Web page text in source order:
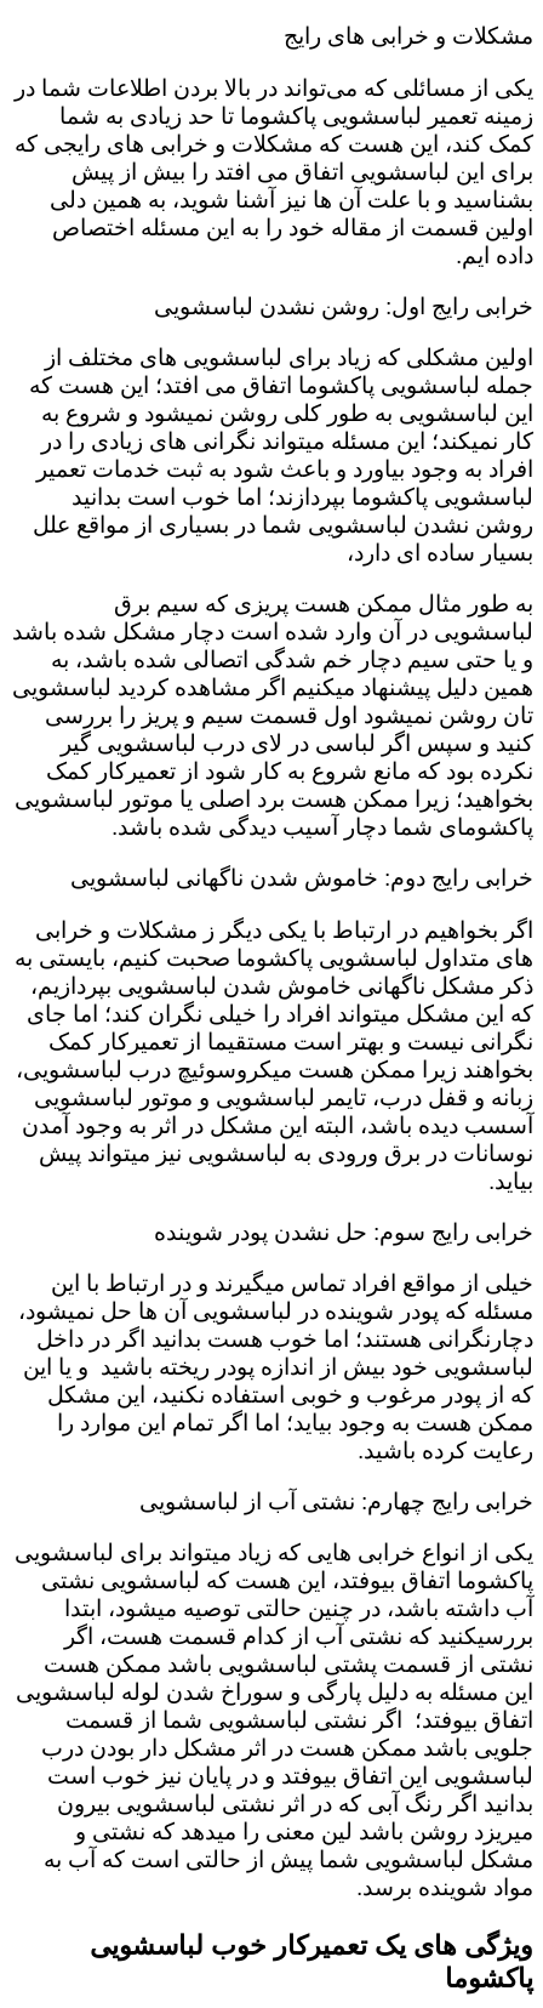
مشکلات و خرابی های رایج
یکی از مسائلی که می‌تواند در بالا بردن اطلاعات شما در
زمینه تعمیر لباسشویی پاکشوما تا حد زیادی به شما
کمک کند، این هست که مشکلات و خرابی های رایجی که
برای این لباسشویی اتفاق می افتد را بیش از پیش
بشناسید و با علت آن ها نیز آشنا شوید، به همین دلی
اولین قسمت از مقاله خود را به این مسئله اختصاص
داده ایم.
خرابی رایج اول: روشن نشدن لباسشویی
اولین مشکلی که زیاد برای لباسشویی های مختلف از
جمله لباسشویی پاکشوما اتفاق می افتد؛ این هست که
این لباسشویی به طور کلی روشن نمیشود و شروع به
کار نمیکند؛ این مسئله میتواند نگرانی های زیادی را در
افراد به وجود بیاورد و باعث شود به ثبت خدمات تعمیر
لباسشویی پاکشوما بپردازند؛ اما خوب است بدانید
روشن نشدن لباسشویی شما در بسیاری از مواقع علل
بسیار ساده ای دارد،
به طور مثال ممکن هست پریزی که سیم برق
لباسشویی در آن وارد شده است دچار مشکل شده باشد
و یا حتی سیم دچار خم شدگی اتصالی شده باشد، به
همین دلیل پیشنهاد میکنیم اگر مشاهده کردید لباسشویی
تان روشن نمیشود اول قسمت سیم و پریز را بررسی
کنید و سپس اگر لباسی در لای درب لباسشویی گیر
نکرده بود که مانع شروع به کار شود از تعمیرکار کمک
بخواهید؛ زیرا ممکن هست برد اصلی یا موتور لباسشویی
پاکشومای شما دچار آسیب دیدگی شده باشد.
خرابی رایج دوم: خاموش شدن ناگهانی لباسشویی
اگر بخواهیم در ارتباط با یکی دیگر ز مشکلات و خرابی
های متداول لباسشویی پاکشوما صحبت کنیم، بایستی به
ذکر مشکل ناگهانی خاموش شدن لباسشویی بپردازیم،
که این مشکل میتواند افراد را خیلی نگران کند؛ اما جای
نگرانی نیست و بهتر است مستقیما از تعمیرکار کمک
بخواهند زیرا ممکن هست میکروسوئیچ درب لباسشویی،
زبانه و قفل درب، تایمر لباسشویی و موتور لباسشویی
آسسب دیده باشد، البته این مشکل در اثر به وجود آمدن
نوسانات در برق ورودی به لباسشویی نیز میتواند پیش
بیاید.
خرابی رایج سوم: حل نشدن پودر شوینده
خیلی از مواقع افراد تماس میگیرند و در ارتباط با این
مسئله که پودر شوینده در لباسشویی آن ها حل نمیشود،
دچارنگرانی هستند؛ اما خوب هست بدانید اگر در داخل
لباسشویی خود بیش از اندازه پودر ریخته باشید و یا این
که از پودر مرغوب و خوبی استفاده نکنید، این مشکل
ممکن هست به وجود بیاید؛ اما اگر تمام این موارد را
رعایت کرده باشید.
خرابی رایج چهارم: نشتی آب از لباسشویی
یکی از انواع خرابی هایی که زیاد میتواند برای لباسشویی
پاکشوما اتفاق بیوفتد، این هست که لباسشویی نشتی
آب داشته باشد، در چنین حالتی توصیه میشود، ابتدا
بررسیکنید که نشتی آب از کدام قسمت هست، اگر
نشتی از قسمت پشتی لباسشویی باشد ممکن هست
این مسئله به دلیل پارگی و سوراخ شدن لوله لباسشویی
اتفاق بیوفتد؛ اگر نشتی لباسشویی شما از قسمت
جلویی باشد ممکن هست در اثر مشکل دار بودن درب
لباسشویی این اتفاق بیوفتد و در پایان نیز خوب است
بدانید اگر رنگ آبی که در اثر نشتی لباسشویی بیرون
میریزد روشن باشد لین معنی را میدهد که نشتی و
مشکل لباسشویی شما پیش از حالتی است که آب به
مواد شوینده برسد.
ویژگی های یک تعمیرکار خوب لباسشویی
پاکشوما